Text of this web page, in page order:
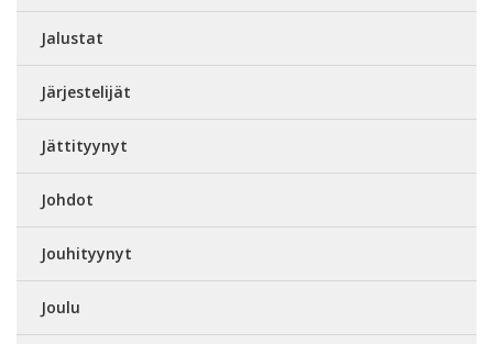
Jalustat
Järjestelijät
Jättityynyt
Johdot
Jouhityynyt
Joulu